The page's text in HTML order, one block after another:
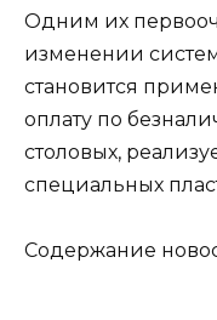
Одним их
изменении
становится
оплату по
столовых,
специальных
Содержание